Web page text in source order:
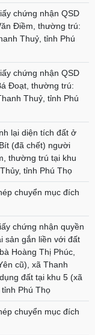
chứng nhận QSD
Điềm, thường trú:
Thuỷ, tỉnh Phú
chứng nhận QSD
Đoạt, thường trú:
Thuỷ, tỉnh Phú
lại diện tích đất ở
(đã chết) người
thường trú tại khu
tỉnh Phú Thọ
chuyển mục đích
chứng nhận quyền
sản gắn liền với đất
Hoàng Thị Phúc,
cũ), xã Thanh
đất tại khu 5 (xã
Phú Thọ
chuyển mục đích